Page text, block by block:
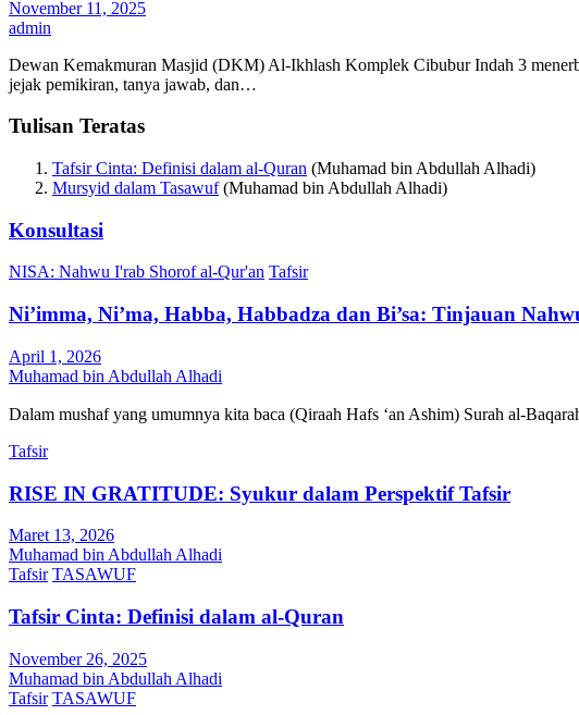
November 11, 2025
admin
Dewan Kemakmuran Masjid (DKM) Al-Ikhlash Komplek Cibubur Indah 3
jejak pemikiran, tanya jawab, dan…
Tulisan Teratas
Tafsir Cinta: Definisi dalam al-Quran (Muhamad bin Abdullah Alhadi)
Mursyid dalam Tasawuf (Muhamad bin Abdullah Alhadi)
Konsultasi
NISA: Nahwu I'rab Shorof al-Qur'an Tafsir
Ni’imma, Ni’ma, Habba, Habbadza dan Bi’sa: Tinjauan
April 1, 2026
Muhamad bin Abdullah Alhadi
Tafsir
RISE IN GRATITUDE: Syukur dalam Perspektif Tafsir
Maret 13, 2026
Muhamad bin Abdullah Alhadi
Tafsir TASAWUF
Tafsir Cinta: Definisi dalam al-Quran
November 26, 2025
Muhamad bin Abdullah Alhadi
Tafsir TASAWUF